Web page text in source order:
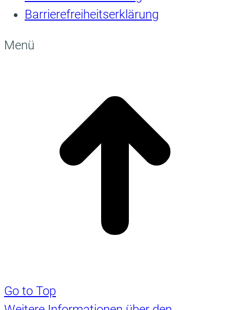
Barrierefreiheitserklärung
Menü
Go to Top